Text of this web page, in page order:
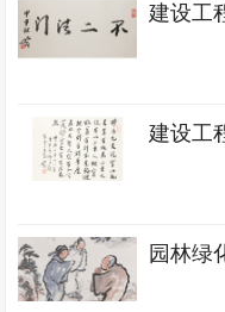
建设工
建设工
园林绿